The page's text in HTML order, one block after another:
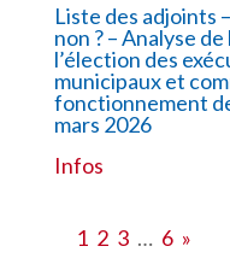
Liste des adjoints
non ? – Analyse
l’élection des
municipaux et
fonctionnement
mars 2026
Infos
1 2 3 … 6 »